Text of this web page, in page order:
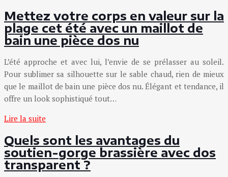
Mettez votre corps en valeur sur la
plage cet été avec un maillot de
bain une pièce dos nu
L’été approche et avec lui, l’envie de se prélasser au soleil.
Pour sublimer sa silhouette sur le sable chaud, rien de mieux
que le maillot de bain une pièce dos nu. Élégant et tendance, il
offre un look sophistiqué tout…
Lire la suite
Quels sont les avantages du
soutien-gorge brassière avec dos
transparent ?